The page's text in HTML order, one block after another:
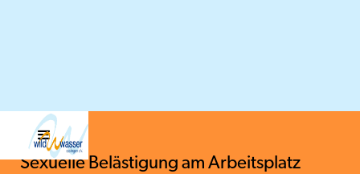
Sexuelle Belästigung am Arbeitsplatz